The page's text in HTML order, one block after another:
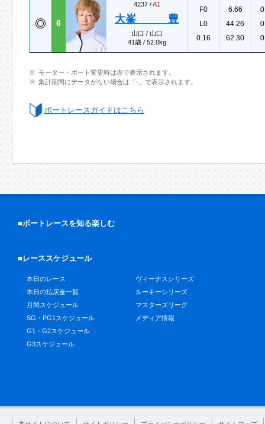
6
4237 /A1
大峯 豊
山口 / 山口
41歳 / 52.0kg
F0
L0
0.16
6.66
44.26
62.30
モーター・ボート変更時は赤で表示されます。
集計期間にデータがない場合は「-」で表示されます。
ボートレースガイドはこちら
■ボートレースを知る楽しむ
■レーススケジュール
本日のレース
本日の払戻金一覧
月間スケジュール
SG・PG1スケジュール
G1・G2スケジュール
G3スケジュール
ヴィーナスシリーズ
ルーキーシリーズ
マスターズリーグ
メディア情報